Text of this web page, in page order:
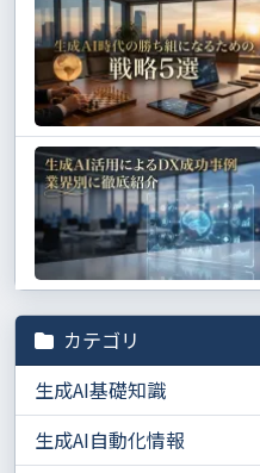
カテゴリ
生成AI基礎知識
生成AI自動化情報